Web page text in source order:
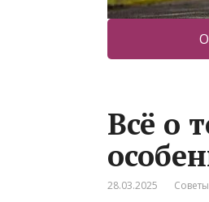
Всё о
28.03.2025 Советы